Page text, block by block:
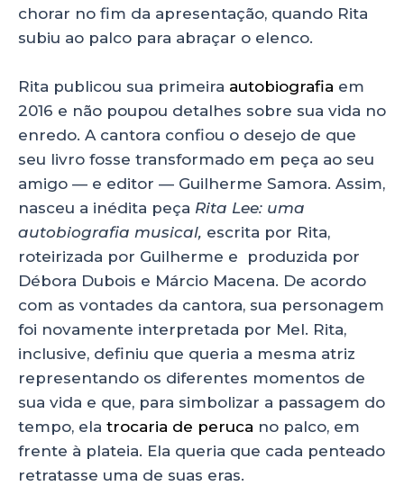
chorar no fim da apresentação, quando Rita
subiu ao palco para abraçar o elenco.
Rita publicou sua primeira autobiografia em
2016 e não poupou detalhes sobre sua vida no
enredo. A cantora confiou o desejo de que
seu livro fosse transformado em peça ao seu
amigo — e editor — Guilherme Samora. Assim,
nasceu a inédita peça Rita Lee: uma
autobiografia musical, escrita por Rita,
roteirizada por Guilherme e produzida por
Débora Dubois e Márcio Macena. De acordo
com as vontades da cantora, sua personagem
foi novamente interpretada por Mel. Rita,
inclusive, definiu que queria a mesma atriz
representando os diferentes momentos de
sua vida e que, para simbolizar a passagem do
tempo, ela trocaria de peruca no palco, em
frente à plateia. Ela queria que cada penteado
retratasse uma de suas eras.